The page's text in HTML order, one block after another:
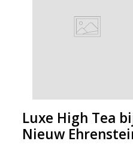
Luxe High Tea
Nieuw